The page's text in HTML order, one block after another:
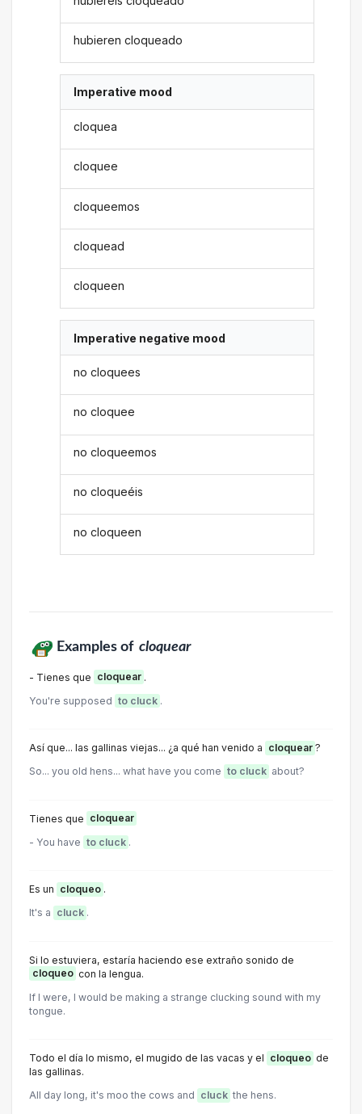
hubieren cloqueado
Imperative mood
cloquea
cloquee
cloqueemos
cloquead
cloqueen
Imperative negative mood
no cloquees
no cloquee
no cloqueemos
no cloqueéis
no cloqueen
Examples of cloquear
- Tienes que cloquear .
You're supposed to cluck .
Así que... las gallinas viejas... ¿a qué han venido a cloquear ?
So... you old hens... what have you come to cluck about?
Tienes que cloquear
- You have to cluck .
Es un cloqueo .
It's a cluck .
Si lo estuviera, estaría haciendo ese extraño sonido de
cloqueo con la lengua.
If I were, I would be making a strange clucking sound with my
tongue.
Todo el día lo mismo, el mugido de las vacas y el cloqueo de
las gallinas.
All day long, it's moo the cows and cluck the hens.